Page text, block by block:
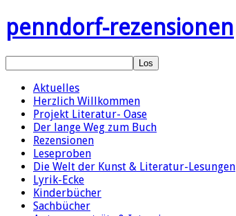
penndorf-rezensionen
Aktuelles
Herzlich Willkommen
Projekt Literatur- Oase
Der lange Weg zum Buch
Rezensionen
Leseproben
Die Welt der Kunst & Literatur-Lesungen
Lyrik-Ecke
Kinderbücher
Sachbücher